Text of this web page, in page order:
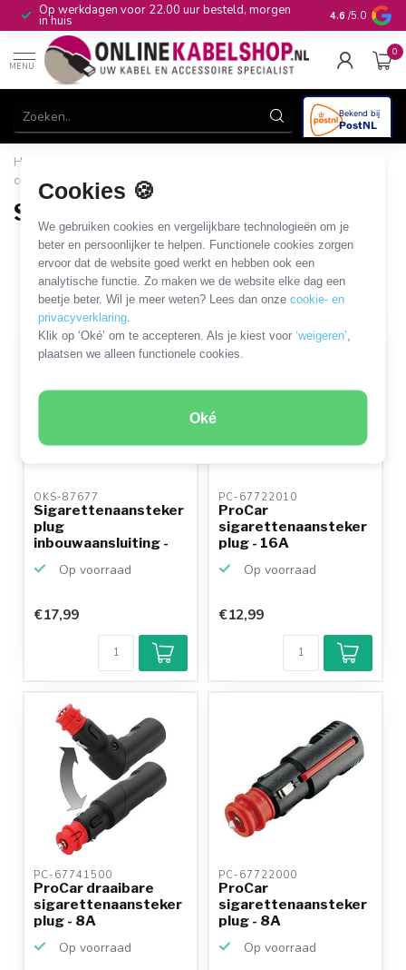
Cookies 🍪
We gebruiken cookies en vergelijkbare technologieën om je
beter en persoonlijker te helpen. Functionele cookies zorgen
ervoor dat de website goed werkt en hebben ook een
analytische functie. Zo maken we de website elke dag een
beetje beter. Wil je meer weten? Lees dan onzecookie- en
privacyverklaring
Klik op ‘Oké’ om te accepteren. Als je kiest voor‘weigeren’
plaatsen we alleen functionele cookies.
Oké
Op werkdagen voor 22.00 uur besteld, morgen
in huis 10+jaar
4.6 /5.0
MENU
0
Home
connectoren
/ Sigarettenaanstekerplug
Sigarettenaanstekerplug
11 PRODUCTEN
Filters SORTEER OP
MEEST VERKOCHT
OKS-87677
Sigarettenaansteker
plug
inbouwaansluiting -
Op voorraad
€17,99
MEEST VERKOCHT
PC-67722010
ProCar
sigarettenaansteker
plug - 16A
Op voorraad
€12,99
PC-67741500
ProCar draaibare
sigarettenaansteker
plug - 8A
Op voorraad
PC-67722000
ProCar
sigarettenaansteker
plug - 8A
Op voorraad